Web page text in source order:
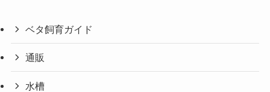
ベタ飼育ガイド
通販
水槽